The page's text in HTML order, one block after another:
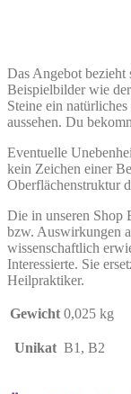
Das Angebot
Beispielbilder wie
Steine ein
aussehen. Du
Eventuelle
kein Zeichen einer
Oberflächenstruktur
Die in unseren Shop
bzw. Auswirkungen
wissenschaftlich
Interessierte. Sie
Heilpraktiker.
Gewicht 0,025 kg
Unikat B1, B2